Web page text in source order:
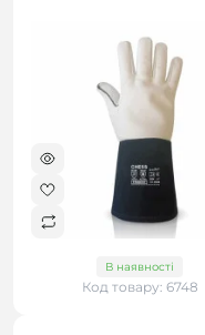
В наявності
Код товару: 6748